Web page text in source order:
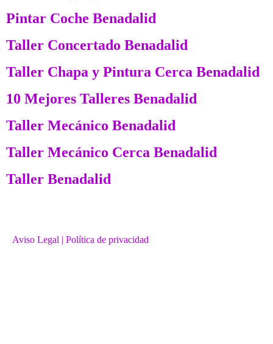
Pintar Coche Benadalid
Taller Concertado Benadalid
Taller Chapa y Pintura Cerca Benadalid
10 Mejores Talleres Benadalid
Taller Mecánico Benadalid
Taller Mecánico Cerca Benadalid
Taller Benadalid
Aviso Legal | Política de privacidad